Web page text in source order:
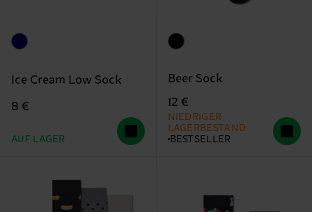
Ice Cream Low Sock
8 €
AUF LAGER
Beer Sock
12 €
NIEDRIGER
LAGERBESTAND
BESTSELLER